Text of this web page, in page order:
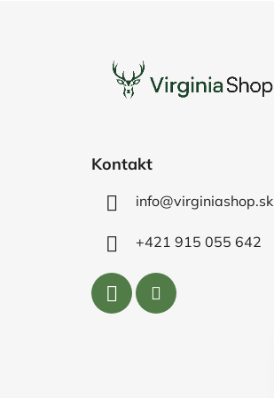
Kontakt
info@virginiashop.sk
+421 915 055 642